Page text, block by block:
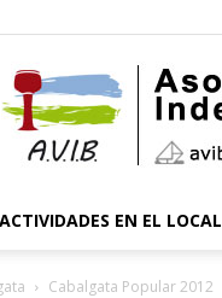
ACTIVIDADES EN EL LOCAL
Cabalgata Popular 2012